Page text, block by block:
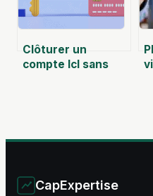
Clôturer un
compte lcl sans
CapExpertise